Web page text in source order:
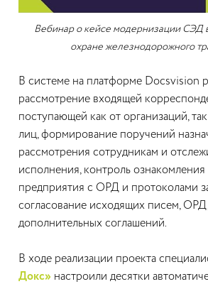
Вебинар о кейсе модернизации СЭД
охране железнодорожного
В системе на платформе Docsvision
рассмотрение входящей
поступающей как от организаций,
лиц, формирование поручений
рассмотрения сотрудникам и
исполнения, контроль
предприятия с ОРД и протоколами
согласование исходящих писем,
дополнительных соглашений.
В ходе реализации проекта
Докс» настроили десятки